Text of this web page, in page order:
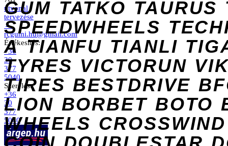
GUM TATKO TAURUS
SPEEDWHEELS
A TIANFU TIANLI
TYRES VICTORUN
TIRES BESTDRIVE
LION BORBET BOTO
WHEELS CROSSWIND
útvonal
tervezése
→
rcgumi.hu@gmail.com
Értékesítés:
+36
30
377
5040
Szerelés:
+36
30
377
5040